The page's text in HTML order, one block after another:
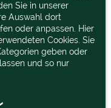
Sie in unserer
Auswahl dort
oder anpassen. Hier
Cookies. Sie
geben oder
und so nur